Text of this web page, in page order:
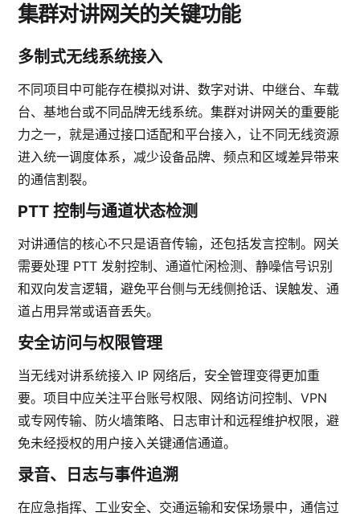
集群对讲网关的关键功能
多制式无线系统接入
不同项目中可能存在模拟对讲、数字对讲、中继台、车载
台、基地台或不同品牌无线系统。集群对讲网关的重要能
力之一，就是通过接口适配和平台接入，让不同无线资源
进入统一调度体系，减少设备品牌、频点和区域差异带来
的通信割裂。
PTT 控制与通道状态检测
对讲通信的核心不只是语音传输，还包括发言控制。网关
需要处理 PTT 发射控制、通道忙闲检测、静噪信号识别
和双向发言逻辑，避免平台侧与无线侧抢话、误触发、通
道占用异常或语音丢失。
安全访问与权限管理
当无线对讲系统接入 IP 网络后，安全管理变得更加重
要。项目中应关注平台账号权限、网络访问控制、VPN
或专网传输、防火墙策略、日志审计和远程维护权限，避
免未经授权的用户接入关键通信通道。
录音、日志与事件追溯
在应急指挥、工业安全、交通运输和安保场景中，通信过